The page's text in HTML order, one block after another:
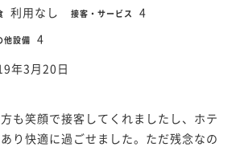
利用なし 接客・サービス 4
他設備 4
年3月20日
も笑顔で接客してくれましたし、ホテ
り快適に過ごせました。ただ残念なの